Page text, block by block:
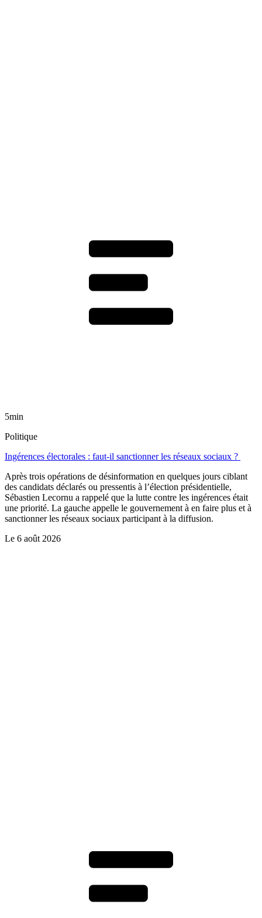
5min
Politique
Ingérences électorales : faut-il sanctionner les réseaux sociaux ?
Après trois opérations de désinformation en quelques jours ciblant
des candidats déclarés ou pressentis à l’élection présidentielle,
Sébastien Lecornu a rappelé que la lutte contre les ingérences était
une priorité. La gauche appelle le gouvernement à en faire plus et à
sanctionner les réseaux sociaux participant à la diffusion.
Le 6 août 2026